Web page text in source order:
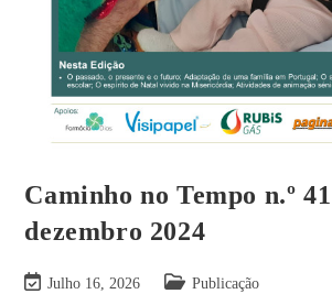
Caminho no Tempo n.º 41 |
dezembro 2024
Julho 16, 2026 Publicação